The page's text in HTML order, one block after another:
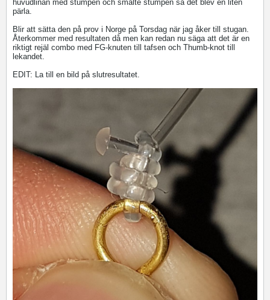
huvudlinan med stumpen och smälte stumpen så det blev en liten
pärla.
Blir att sätta den på prov i Norge på Torsdag när jag åker till stugan.
Återkommer med resultaten då men kan redan nu säga att det är en
riktigt rejäl combo med FG-knuten till tafsen och Thumb-knot till
lekandet.
EDIT: La till en bild på slutresultatet.